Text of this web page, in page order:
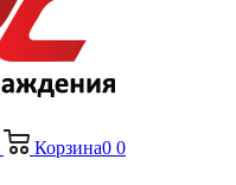
Корзина0 0